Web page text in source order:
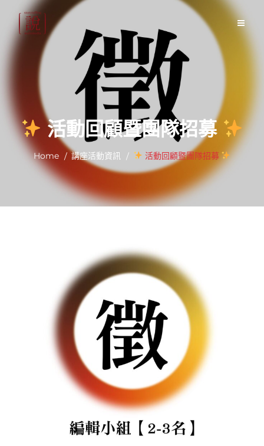
content
活動回顧暨團隊招募
Home 講座活動資訊 活動回顧暨團隊招募